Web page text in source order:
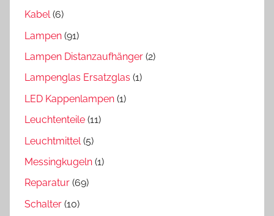
Kabel(6)
Lampen (91)
Lampen Distanzaufhänger (2)
Lampenglas Ersatzglas (1)
LED Kappenlampen (1)
Leuchtenteile (11)
Leuchtmittel (5)
Messingkugeln (1)
Reparatur (69)
Schalter (10)